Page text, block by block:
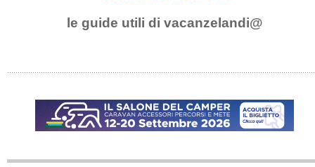
le guide utili di vacanzelandi@